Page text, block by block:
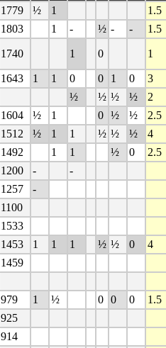
1779 ½ 1
1.5
1803 1 - ½ - - 1.5
1740 1 0 1
1643 1 1 0 0 1 0
3
½ ½ ½ ½
2
1604 ½ 1 0 ½ ½
2.5
1512 ½ 1 1 ½ ½ ½
4
1492 1 1 ½ 0
2.5
1200 -
-
1257
-
1100
1533
1453 1 1 1 ½ ½ 0
4
1459
979 1 ½ 0 0 0
1.5
925
914